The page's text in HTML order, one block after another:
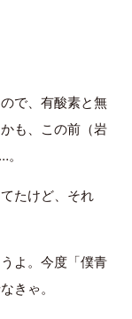
で、有酸素と無
も、この前（岩
たけど、それ
よ。今度「僕青
きゃ。